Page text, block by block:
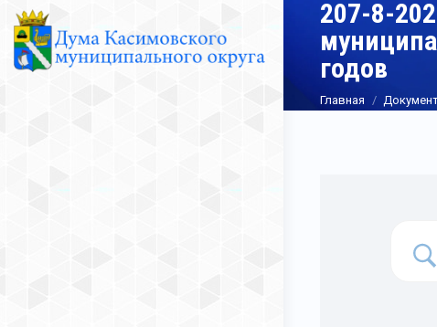
207-8-
годов
Вы здесь:
Главная